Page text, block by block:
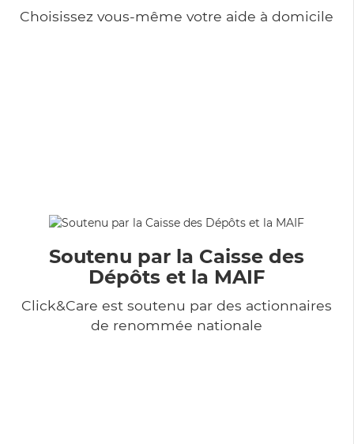
Choisissez vous-même votre aide à domicile
Soutenu par la Caisse des
Dépôts et la MAIF
Click&Care est soutenu par des actionnaires
de renommée nationale